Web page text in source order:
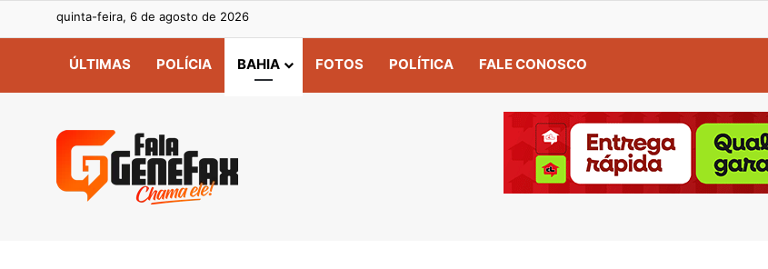
quinta-feira, 6 de agosto de 2026
ÚLTIMAS POLÍCIA BAHIA FOTOS POLÍTICA FALE CONOSCO